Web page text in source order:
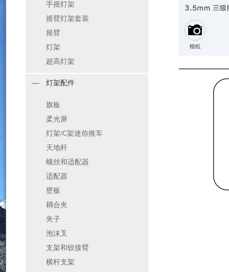
手摇灯架
摇臂灯架套装
摇臂
灯架
超高灯架
灯架配件
旗板
柔光屏
灯架/C架迷你推车
天地杆
螺丝和适配器
适配器
壁板
耦合夹
夹子
泡沫叉
支架和铰接臂
横杆支架